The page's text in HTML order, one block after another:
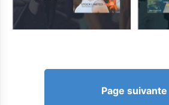
Page suivante